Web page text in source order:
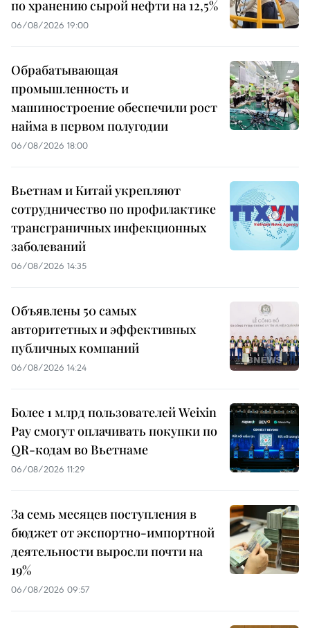
по хранению сырой нефти на 12,5%
06/08/2026 19:00
Обрабатывающая
промышленность и
машиностроение обеспечили рост
найма в первом полугодии
06/08/2026 18:00
Вьетнам и Китай укрепляют
сотрудничество по профилактике
трансграничных инфекционных
заболеваний
06/08/2026 14:35
Объявлены 50 самых
авторитетных и эффективных
публичных компаний
06/08/2026 14:24
Более 1 млрд пользователей Weixin
Pay смогут оплачивать покупки по
QR-кодам во Вьетнаме
06/08/2026 11:29
За семь месяцев поступления в
бюджет от экспортно-импортной
деятельности выросли почти на
19%
06/08/2026 09:57